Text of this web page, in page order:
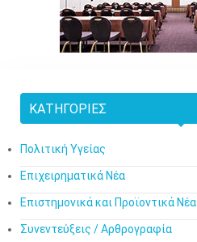
ΚΑΤΗΓΟΡΊΕΣ
Πολιτική Υγείας
Επιχειρηματικά Νέα
Επιστημονικά και Προϊοντικά Νέα
Συνεντεύξεις / Αρθρογραφία